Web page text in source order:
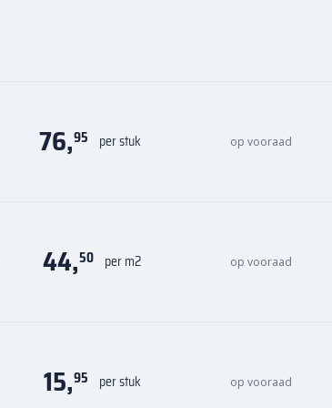
76,95 per stuk op vooraad
44,50 per m2 op vooraad
15,95 per stuk op vooraad